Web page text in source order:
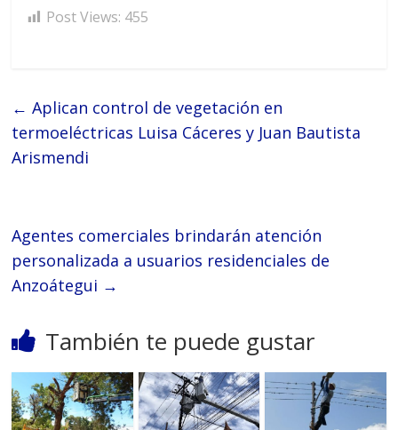
Post Views: 455
← Aplican control de vegetación en
termoeléctricas Luisa Cáceres y Juan Bautista
Arismendi
Agentes comerciales brindarán atención
personalizada a usuarios residenciales de
Anzoátegui →
También te puede gustar